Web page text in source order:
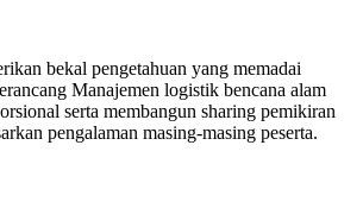
bekal pengetahuan yang memadai
Manajemen logistik bencana alam
serta membangun sharing pemikiran
pengalaman masing-masing peserta.